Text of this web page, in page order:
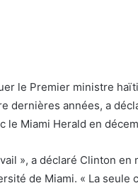
le Premier ministre
dernières années, a
le Miami Herald en
», a déclaré Clinton en
de Miami. « La